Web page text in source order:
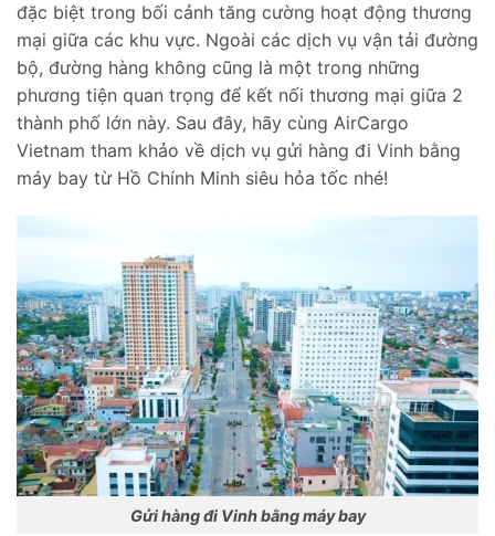
đặc biệt trong bối cảnh tăng cường hoạt động thương
mại giữa các khu vực. Ngoài các dịch vụ vận tải đường
bộ, đường hàng không cũng là một trong những
phương tiện quan trọng để kết nối thương mại giữa 2
thành phố lớn này. Sau đây, hãy cùng AirCargo
Vietnam tham khảo về dịch vụ gửi hàng đi Vinh bằng
máy bay từ Hồ Chính Minh siêu hỏa tốc nhé!
Gửi hàng đi Vinh bằng máy bay